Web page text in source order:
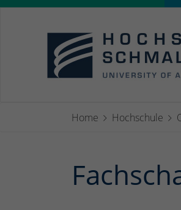
Home Hochschule